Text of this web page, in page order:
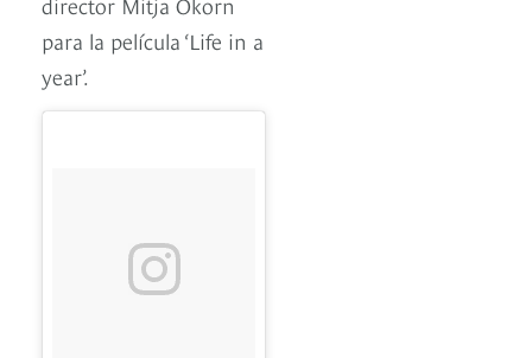
para la película ‘Life in a
year’.